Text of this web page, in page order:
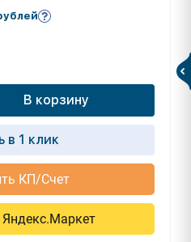
В корзину
в 1 клик
КП/Счет
Яндекс.Маркет